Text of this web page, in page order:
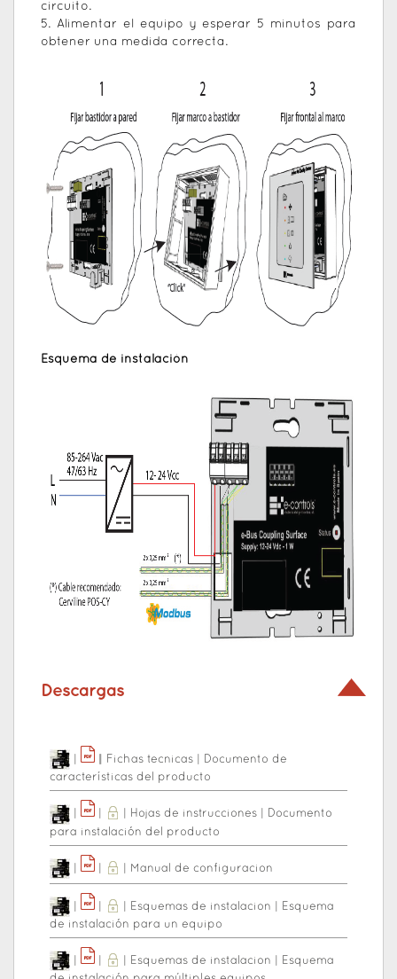
circuito.
5. Alimentar el equipo y esperar 5 minutos para
obtener una medida correcta.
Esquema de instalación
Descargas
Fichas tecnicas
Documento de
características del producto
Hojas de instrucciones
Documento
para instalación del producto
Manual de configuracion
Esquemas de instalacion
Esquema
de instalación para un equipo
Esquemas de instalacion
Esquema